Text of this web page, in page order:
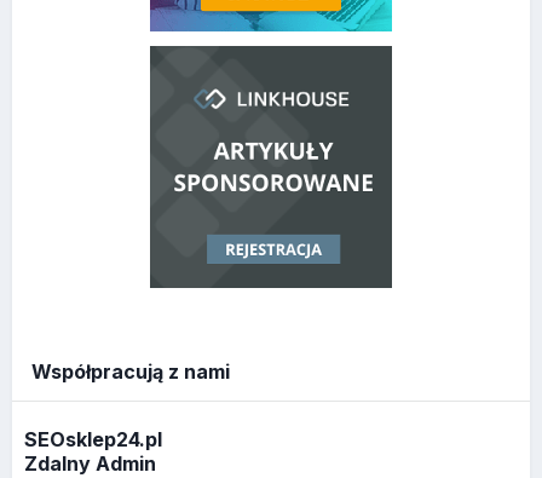
Współpracują z nami
SEOsklep24.pl
Zdalny Admin